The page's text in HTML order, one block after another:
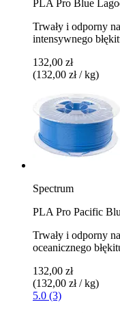
PLA Pro Blue
Trwały i odporny
intensywnego
132,00 zł
(132,00 zł / kg)
Spectrum
PLA Pro Pacific
Trwały i odporny
oceanicznego
132,00 zł
(132,00 zł / kg)
5.0 (3)